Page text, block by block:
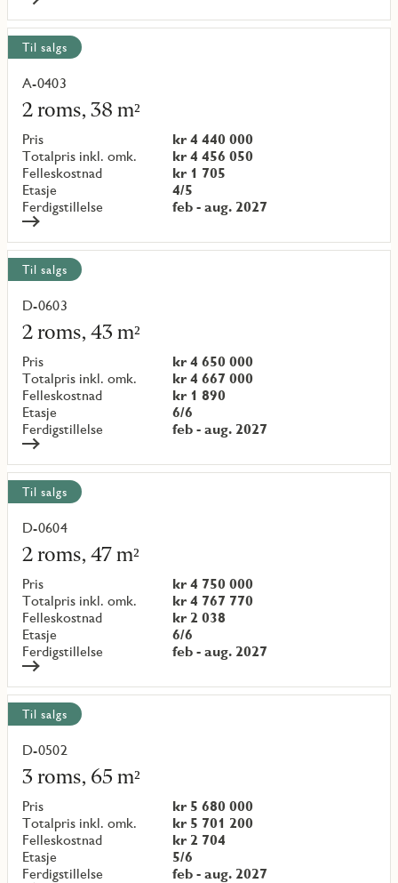
Til salgs
A-0403
2 roms, 38 m²
Pris
kr 4 440 000
Totalpris inkl. omk.
kr 4 456 050
Felleskostnad
kr 1 705
Etasje
4/5
Ferdigstillelse
feb - aug. 2027
Les
mer
om
objekt
{objectNumber}
Til salgs
D-0603
2 roms, 43 m²
Pris
kr 4 650 000
Totalpris inkl. omk.
kr 4 667 000
Felleskostnad
kr 1 890
Etasje
6/6
Ferdigstillelse
feb - aug. 2027
Les
mer
om
objekt
{objectNumber}
Til salgs
D-0604
2 roms, 47 m²
Pris
kr 4 750 000
Totalpris inkl. omk.
kr 4 767 770
Felleskostnad
kr 2 038
Etasje
6/6
Ferdigstillelse
feb - aug. 2027
Les
mer
om
objekt
{objectNumber}
Til salgs
D-0502
3 roms, 65 m²
Pris
kr 5 680 000
Totalpris inkl. omk.
kr 5 701 200
Felleskostnad
kr 2 704
Etasje
5/6
Ferdigstillelse
feb - aug. 2027
Les
mer
om
objekt
{objectNumber}